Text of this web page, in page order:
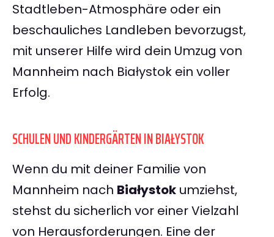
Stadtleben-Atmosphäre oder ein
beschauliches Landleben bevorzugst,
mit unserer Hilfe wird dein Umzug von
Mannheim nach Białystok ein voller
Erfolg.
SCHULEN UND KINDERGÄRTEN IN BIAŁYSTOK
Wenn du mit deiner Familie von
Mannheim nach Białystok umziehst,
stehst du sicherlich vor einer Vielzahl
von Herausforderungen. Eine der